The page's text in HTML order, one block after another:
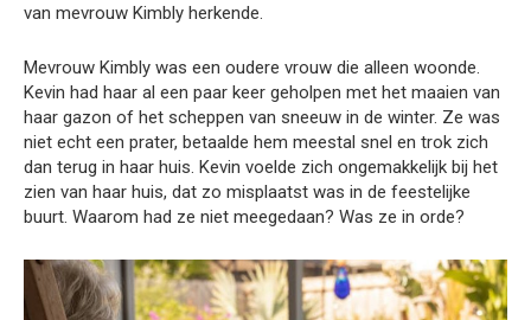
van mevrouw Kimbly herkende.
Mevrouw Kimbly was een oudere vrouw die alleen woonde.
Kevin had haar al een paar keer geholpen met het maaien van
haar gazon of het scheppen van sneeuw in de winter. Ze was
niet echt een prater, betaalde hem meestal snel en trok zich
dan terug in haar huis. Kevin voelde zich ongemakkelijk bij het
zien van haar huis, dat zo misplaatst was in de feestelijke
buurt. Waarom had ze niet meegedaan? Was ze in orde?